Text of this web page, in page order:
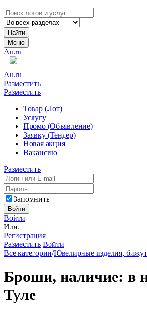
Найти
Меню
Au.ru
Au.ru
Разместить
Разместить
Товар (Лот)
Услугу
Промо (Объявление)
Заявку (Тендер)
Новая акция
Вакансию
Разместить
Запомнить
Войти
Войти
Или:
Регистрация
Разместить Войти
Все категории/Ювелирные изделия,
Броши, наличие: в
Туле